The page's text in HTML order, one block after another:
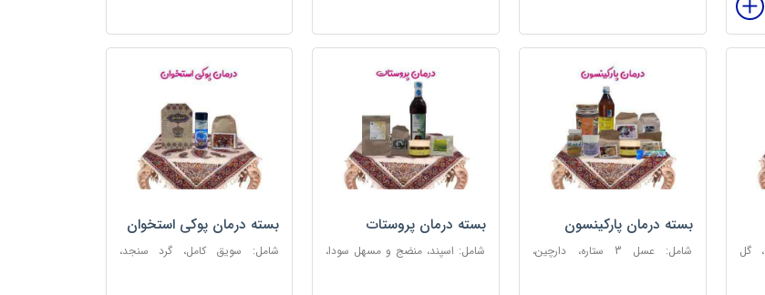
گل
بسته درمان پارکینسون
شامل: عسل 3 ستاره، دارچین،
بسته درمان پروستات
شامل: اسپند، منضج و مسهل سودا،
بسته درمان پوکی استخوان
شامل: سویق کامل، گرد سنجد،